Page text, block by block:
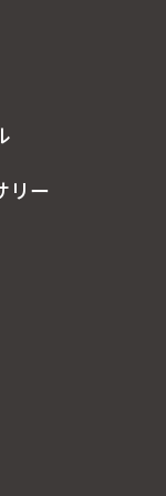
リー